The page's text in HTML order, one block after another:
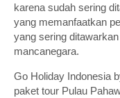
karena sudah sering
yang memanfaatkan
yang sering
mancanegara.
Go Holiday Indonesia
paket tour Pulau